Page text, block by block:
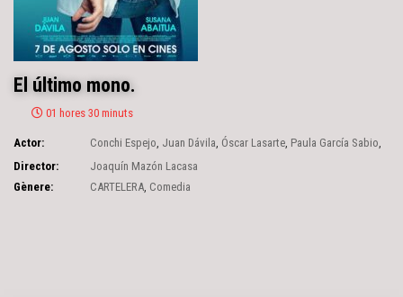
El último mono.
01 hores 30 minuts
Actor: Conchi Espejo Juan Dávila Óscar Lasarte Paula García Sabio
Susana Abaitua
Xavi Francés
Director:
Joaquín Mazón Lacasa
Gènere:
CARTELERA Comedia